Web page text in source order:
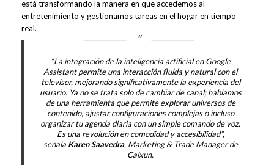
está transformando la manera en que accedemos al
entretenimiento y gestionamos tareas en el hogar en tiempo
real.
“La integración de la inteligencia artificial en Google
Assistant permite una interacción fluida y natural con el
televisor, mejorando significativamente la experiencia del
usuario. Ya no se trata solo de cambiar de canal; hablamos
de una herramienta que permite explorar universos de
contenido, ajustar configuraciones complejas o incluso
organizar tu agenda diaria con un simple comando de voz.
Es una revolución en comodidad y accesibilidad”,
señala Karen Saavedra, Marketing & Trade Manager de
Caixun.